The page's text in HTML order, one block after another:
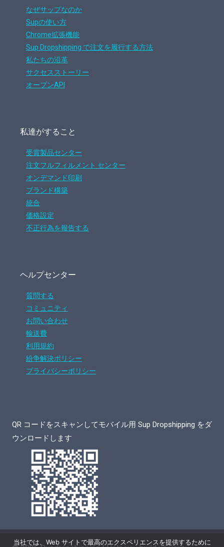
なぜサップなのか
Supの使い方
Chrome拡張機能
Sup Dropshipping で注文を履行する方法
私たちの沿革
サクセスストーリー
オープンAPI
私達がすること
受賞製品センター
注文フルフィルメント センター
オンデマンド印刷
ブランド構築
統合
価格設定
不正行為を報告する
ヘルプセンター
質問する
コミュニティ
お問い合わせ
輸送費
利用規約
紛争解決ポリシー
プライバシーポリシー
QR コードをスキャンしてモバイル用 Sup Dropshipping をダ
ウンロードします
当社では、Web サイトで最高のエクスペリエンスを提供するために